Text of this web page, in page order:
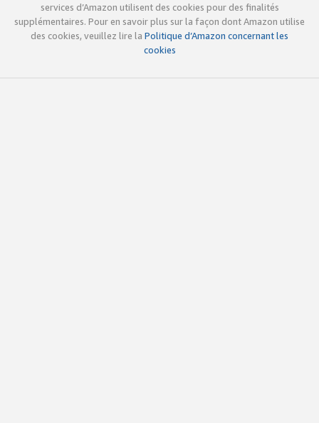
services d’Amazon utilisent des cookies pour des finalités
supplémentaires. Pour en savoir plus sur la façon dont Amazon utilise
des cookies, veuillez lire la Politique d’Amazon concernant les
cookies